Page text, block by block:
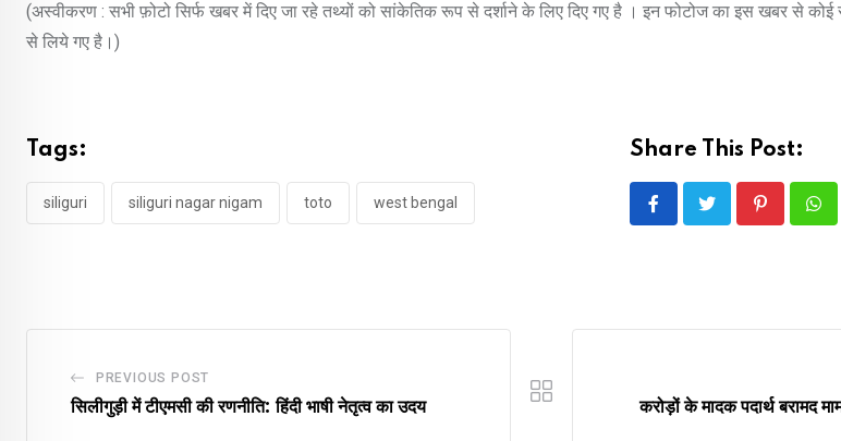
(अस्वीकरण : सभी फ़ोटो सिर्फ खबर में दिए जा रहे तथ्यों को सांकेतिक रूप से दर्शाने के लिए दिए गए है । इन फोटोज का इस खबर से
से लिये गए है।)
Tags:
siliguri siliguri nagar nigam toto west bengal
Share This Post:
Pinterest
PREVIOUS POST
सिलीगुड़ी में टीएमसी की रणनीति: हिंदी भाषी नेतृत्व का उदय करोड़ों के मादक पदार्थ बरामद